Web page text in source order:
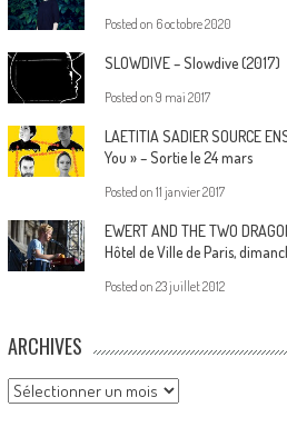
Posted on 6 octobre 2020
SLOWDIVE – Slowdive (2017)
Posted on 9 mai 2017
LAETITIA SADIER SOURCE
You » – Sortie le 24 mars
Posted on 11 janvier 2017
EWERT AND THE TWO
Hôtel de Ville de Paris,
Posted on 23 juillet 2012
ARCHIVES
Archives